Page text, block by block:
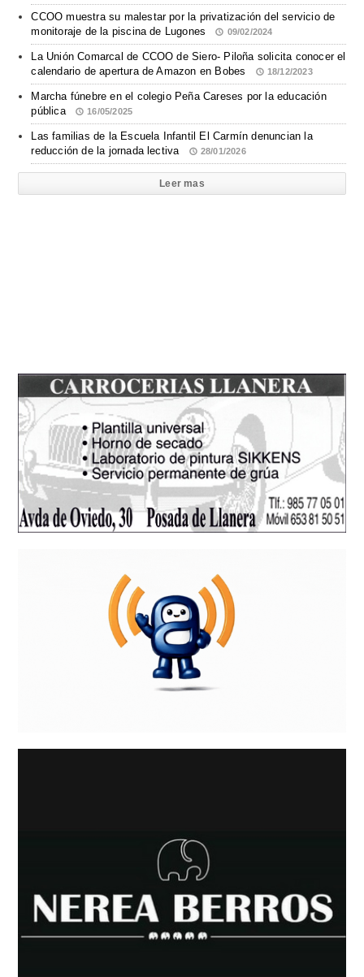
CCOO muestra su malestar por la privatización del servicio de
monitoraje de la piscina de Lugones
09/02/2024
La Unión Comarcal de CCOO de Siero- Piloña solicita conocer el
calendario de apertura de Amazon en Bobes
18/12/2023
Marcha fúnebre en el colegio Peña Careses por la educación
pública
16/05/2025
Las familias de la Escuela Infantil El Carmín denuncian la
reducción de la jornada lectiva
28/01/2026
Leer mas